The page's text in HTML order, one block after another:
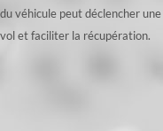
du véhicule peut déclencher
vol et faciliter la récupération.